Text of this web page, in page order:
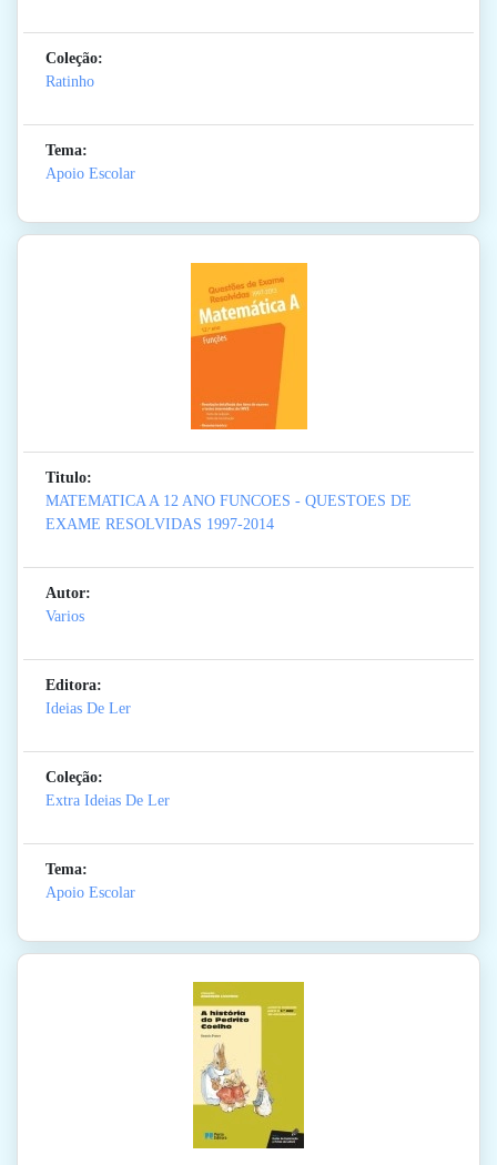
Coleção:
Ratinho
Tema:
Apoio Escolar
Titulo:
MATEMATICA A 12 ANO FUNCOES - QUESTOES DE
EXAME RESOLVIDAS 1997-2014
Autor:
Varios
Editora:
Ideias De Ler
Coleção:
Extra Ideias De Ler
Tema:
Apoio Escolar